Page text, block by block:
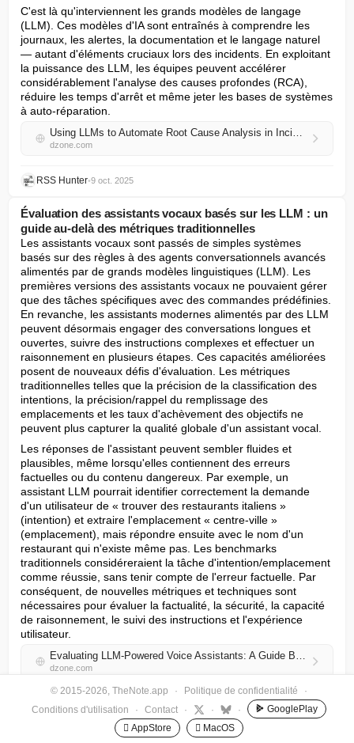
C'est là qu'interviennent les grands modèles de langage
(LLM). Ces modèles d'IA sont entraînés à comprendre les
journaux, les alertes, la documentation et le langage naturel
— autant d'éléments cruciaux lors des incidents. En exploitant
la puissance des LLM, les équipes peuvent accélérer
considérablement l'analyse des causes profondes (RCA),
réduire les temps d'arrêt et même jeter les bases de systèmes
à auto-réparation.
Using LLMs to Automate Root Cause Analysis in Incident Response
dzone.com
RSS Hunter•9 oct. 2025
Évaluation des assistants vocaux basés sur les LLM : un
guide au-delà des métriques traditionnelles
Les assistants vocaux sont passés de simples systèmes
basés sur des règles à des agents conversationnels avancés
alimentés par de grands modèles linguistiques (LLM). Les
premières versions des assistants vocaux ne pouvaient gérer
que des tâches spécifiques avec des commandes prédéfinies.
En revanche, les assistants modernes alimentés par des LLM
peuvent désormais engager des conversations longues et
ouvertes, suivre des instructions complexes et effectuer un
raisonnement en plusieurs étapes. Ces capacités améliorées
posent de nouveaux défis d'évaluation. Les métriques
traditionnelles telles que la précision de la classification des
intentions, la précision/rappel du remplissage des
emplacements et les taux d'achèvement des objectifs ne
peuvent plus capturer la qualité globale d'un assistant vocal.
Les réponses de l'assistant peuvent sembler fluides et
plausibles, même lorsqu'elles contiennent des erreurs
factuelles ou du contenu dangereux. Par exemple, un
assistant LLM pourrait identifier correctement la demande
d'un utilisateur de « trouver des restaurants italiens »
(intention) et extraire l'emplacement « centre-ville »
(emplacement), mais répondre ensuite avec le nom d'un
restaurant qui n'existe même pas. Les benchmarks
traditionnels considéreraient la tâche d'intention/emplacement
comme réussie, sans tenir compte de l'erreur factuelle. Par
conséquent, de nouvelles métriques et techniques sont
nécessaires pour évaluer la factualité, la sécurité, la capacité
de raisonnement, le suivi des instructions et l'expérience
utilisateur.
Evaluating LLM-Powered Voice Assistants: A Guide Beyond Traditional Metrics
dzone.com
RSS Hunter
Construire une technologie de jumeau numérique de la
© 2015-2026, TheNote.app · Politique de confidentialité
·
Conditions d'utilisation
· Contact · · ·
GooglePlay
 AppStore
 MacOS